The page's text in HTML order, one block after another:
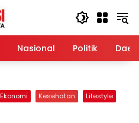
Nasional Politik
Ekonomi Kesehatan
Lifestyle